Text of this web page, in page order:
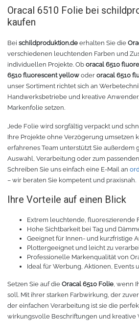
Oracal 6510 Folie bei
kaufen
Bei schildproduktion.de erhalten Sie die
verschiedenen leuchtenden Farben und
individuellen Projekte. Ob oracal 6510
6510 fluorescent yellow oder oracal 6510
unser Sortiment richtet sich an
Handwerksbetriebe und kreative
Markenfolie setzen.
Jede Folie wird sorgfältig verpackt und
Ihre Projekte ohne Verzögerung umsetzen
erfahrenes Team unterstützt Sie außerdem
Auswahl, Verarbeitung oder zum
Schreiben Sie uns einfach eine E-Mail an
– wir beraten Sie kompetent und praxisnah.
Ihre Vorteile auf einen Blick
Extrem leuchtende, fluoreszierende
Hohe Sichtbarkeit bei Tag und
Geeignet für Innen- und kurzfristige
Plottergeeignet und leicht zu
Professionelle Markenqualität von
Ideal für Werbung, Aktionen, Events
Setzen Sie auf die Oracal 6510 Folie, wenn
soll. Mit ihrer starken Farbwirkung, der
der einfachen Verarbeitung ist sie die
wirkungsvolle Beschriftungen und kreative